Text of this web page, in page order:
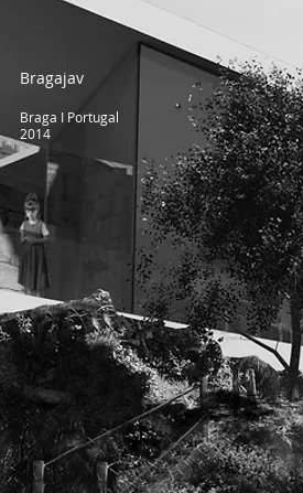
Braga I Portugal
2014
Bragajav